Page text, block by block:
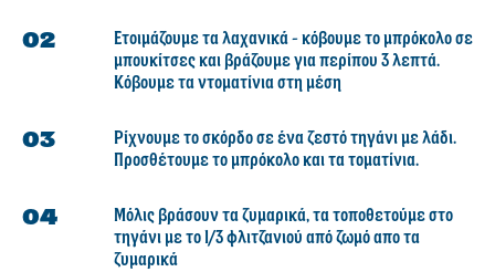
Ετοιμάζουμε τα λαχανικά - κόβουμε το μπρόκολο σε
μπουκίτσες και βράζουμε για περίπου 3 λεπτά.
Κόβουμε τα ντοματίνια στη μέση
Ρίχνουμε το σκόρδο σε ένα ζεστό τηγάνι με λάδι.
Προσθέτουμε το μπρόκολο και τα τοματίνια.
Μόλις βράσουν τα ζυμαρικά, τα τοποθετούμε στο
τηγάνι με το 1/3 φλιτζανιού από ζωμό απο τα
ζυμαρικά